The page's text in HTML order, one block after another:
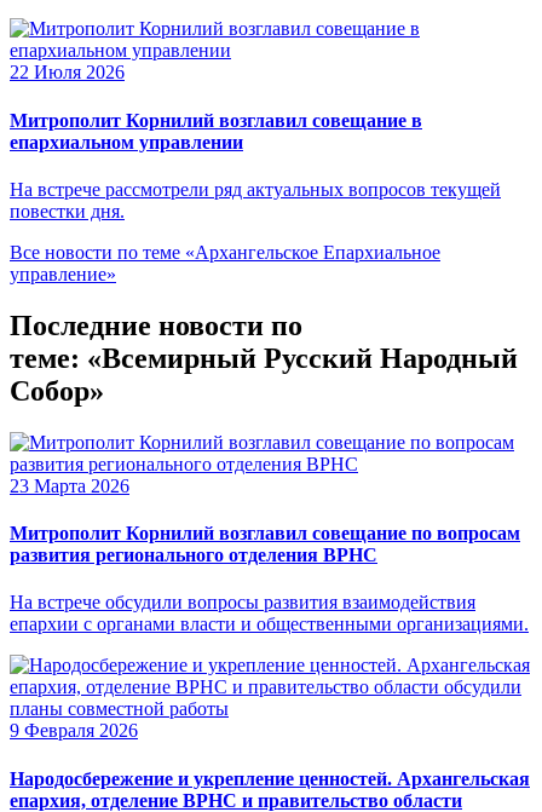
22 Июля 2026
Митрополит Корнилий возглавил совещание в
епархиальном управлении
На встрече рассмотрели ряд актуальных вопросов текущей
повестки дня.
Все новости по теме «Архангельское Епархиальное
управление»
Последние новости по
теме: «Всемирный Русский Народный
Собор»
23 Марта 2026
Митрополит Корнилий возглавил совещание по вопросам
развития регионального отделения ВРНС
На встрече обсудили вопросы развития взаимодействия
епархии с органами власти и общественными организациями.
9 Февраля 2026
Народосбережение и укрепление ценностей. Архангельская
епархия, отделение ВРНС и правительство области